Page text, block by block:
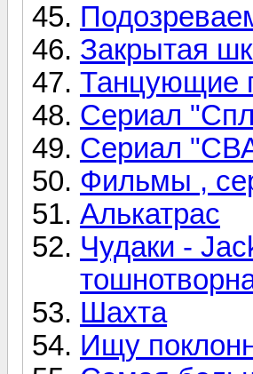
Закрытая
Танцующие
Сериал
Сериал
Фильмы ,
Алькатрас
Чудаки -
Шахта
Ищу